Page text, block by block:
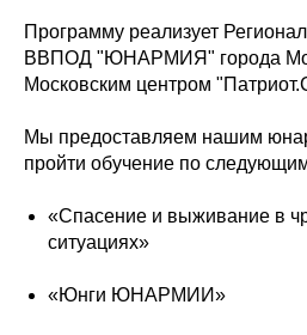
Программу реализует
ВВПОД "ЮНАРМИЯ" города
Московским центром
Мы предоставляем нашим
пройти обучение по
«Спасение и выживание в
ситуациях»
«Юнги ЮНАРМИИ»